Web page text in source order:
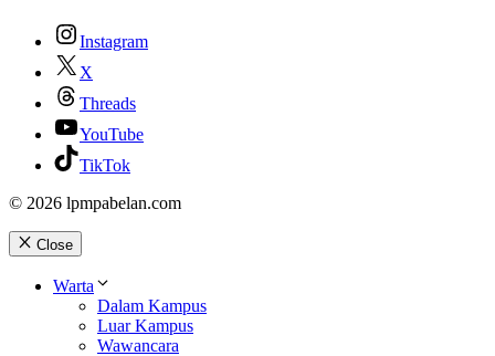
Instagram
X
Threads
YouTube
TikTok
© 2026 lpmpabelan.com
Close
Warta
Dalam Kampus
Luar Kampus
Wawancara